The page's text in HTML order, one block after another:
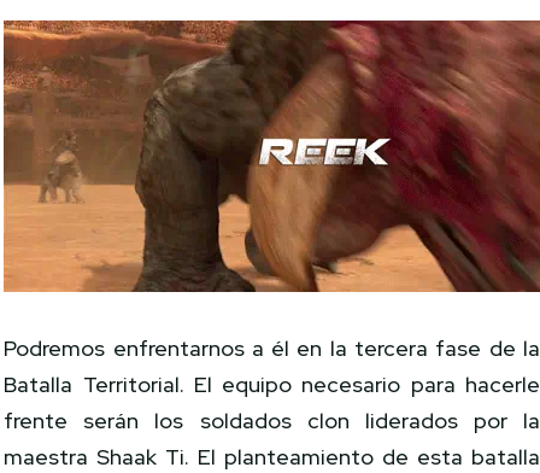
Podremos enfrentarnos a él en la tercera fase de la
Batalla Territorial. El equipo necesario para hacerle
frente serán los soldados clon liderados por la
maestra Shaak Ti. El planteamiento de esta batalla